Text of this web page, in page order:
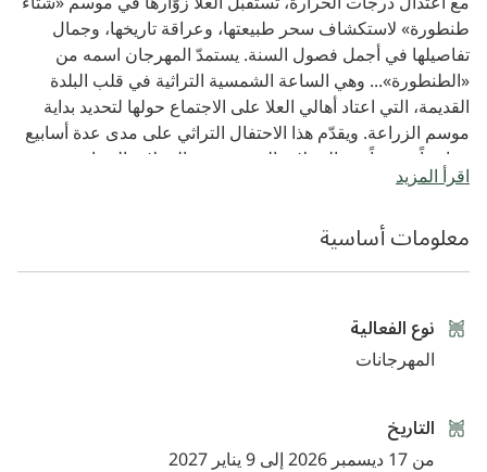
طنطورة» لاستكشاف سحر طبيعتها، وعراقة تاريخها، وجمال
تفاصيلها في أجمل فصول السنة. يستمدّ المهرجان اسمه من
«الطنطورة»... وهي الساعة الشمسية التراثية في قلب البلدة
القديمة، التي اعتاد أهالي العلا على الاجتماع حولها لتحديد بداية
موسم الزراعة. ويقدّم هذا الاحتفال التراثي على مدى عدة أسابيع
برنامجاً متنوّعاً من الحفلات الموسيقية، والجولات السياحية،
والعروض الترفيهية، والأنشطة الثقافية، وتجارب فنون الطهي...
اقرأ المزيد
معلومات أساسية
نوع الفعالية
المهرجانات
التاريخ
من 17 ديسمبر 2026 إلى 9 يناير 2027